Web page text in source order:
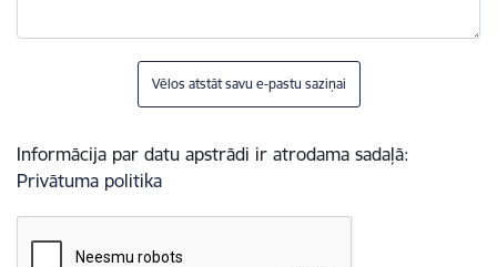
Vēlos atstāt savu e-pastu saziņai
Informācija par datu apstrādi ir atrodama sadaļā:
Privātuma politika